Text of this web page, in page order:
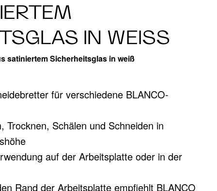
IN WEISS
satiniertem Sicherheitsglas in weiß
für verschiedene BLANCO-
Trocknen, Schälen und Schneiden in
auf der Arbeitsplatte oder in der
Rand der Arbeitsplatte empfiehlt BLANCO